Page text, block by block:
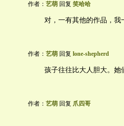
作者： 艺萌 回复 笑哈哈
对，一有其他的作品，我
作者： 艺萌 回复 lone-shepherd
孩子往往比大人胆大。她
作者： 艺萌 回复 爪四哥